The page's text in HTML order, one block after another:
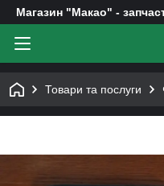
Магазин "Макао" -
Товари та послуги